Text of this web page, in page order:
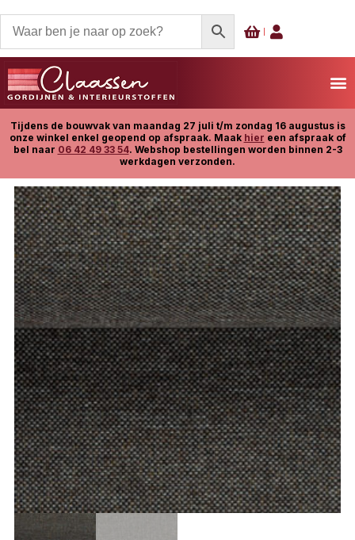
Tijdens de bouwvak van maandag 27 juli t/m zondag 16 augustus is
onze winkel enkel geopend op afspraak. Maak hier een afspraak of
bel naar 06 42 49 33 54. Webshop bestellingen worden binnen 2-3
werkdagen verzonden.